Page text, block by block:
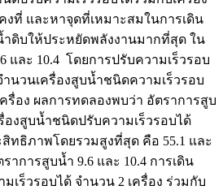
งที่ และหาจุดที่เหมาะสมในการเดิน
ำดิบให้ประหยัดพลังงานมากที่สุด ใน
และ 10.4 โดยการปรับความเร็วรอบ
นวนเครื่องสูบน้ำชนิดความเร็วรอบ
รื่อง ผลการทดลองพบว่า อัตราการสูบ
องสูบน้ำชนิดปรับความเร็วรอบได้
สิทธิภาพโดยรวมสูงที่สุด คือ 55.1 และ
าการสูบน้ำ 9.6 และ 10.4 การเดิน
เร็วรอบได้ จำนวน 2 เครื่อง ร่วมกับ